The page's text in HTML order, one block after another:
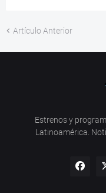
Artículo Anterior
Estrenos y
Latinoamérica.